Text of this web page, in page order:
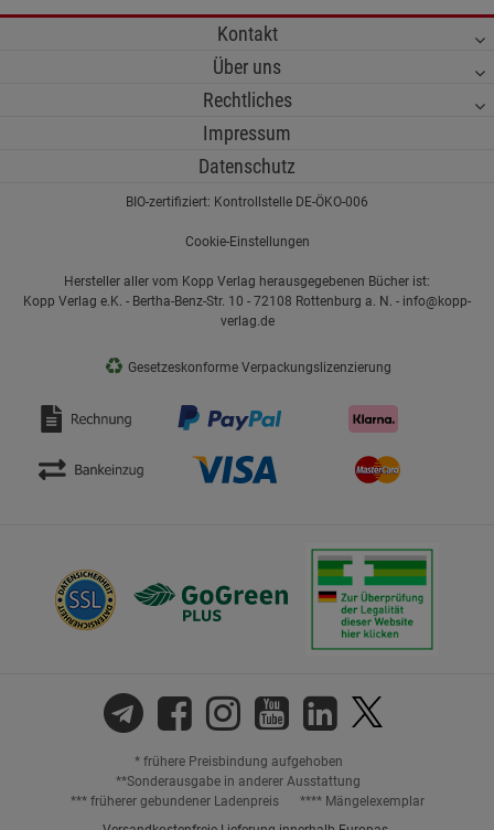
Kontakt
Über uns
Rechtliches
Impressum
Datenschutz
BIO-zertifiziert: Kontrollstelle DE-ÖKO-006
Cookie-Einstellungen
Hersteller aller vom Kopp Verlag herausgegebenen Bücher ist:
Kopp Verlag e.K. - Bertha-Benz-Str. 10 - 72108 Rottenburg a. N. - info@kopp-
verlag.de
♻ Gesetzeskonforme Verpackungslizenzierung
* frühere Preisbindung aufgehoben
**Sonderausgabe in anderer Ausstattung
*** früherer gebundener Ladenpreis
**** Mängelexemplar